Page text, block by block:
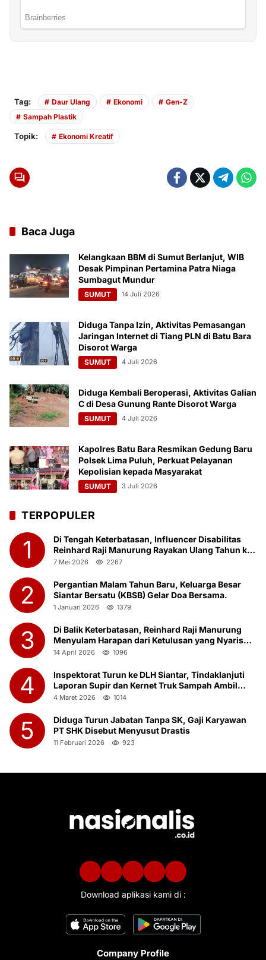
Tag: Daur Ulang Ekonomi
Gen-Z
Sampah Plastik
Topik: Ekonomi Kreatif
Baca Juga
Kelangkaan BBM di Sumut Berlanjut, WIB
Desak Pimpinan Pertamina Patra Niaga
Sumbagut Mundur
SUMUT 14 Juli 2026
Diduga Tanpa Izin, Aktivitas Pemasangan
Jaringan Internet di Tiang PLN di Batu Bara
Disorot Warga
SUMUT 4 Juli 2026
Diduga Kembali Beroperasi, Aktivitas Galian
C di Desa Gunung Rante Disorot Warga
SUMUT 4 Juli 2026
Kapolres Batu Bara Resmikan Gedung Baru
Polsek Lima Puluh, Perkuat Pelayanan
Kepolisian kepada Masyarakat
SUMUT 3 Juli 2026
TERPOPULER
1
Di Tengah Keterbatasan, Influencer Disabilitas
Reinhard Raji Manurung Rayakan Ulang Tahun ke-
23 Bersama Anak Panti Asuhan
7 Mei 2026 2267
2
Pergantian Malam Tahun Baru, Keluarga Besar
Siantar Bersatu (KBSB) Gelar Doa Bersama.
1 Januari 2026 1379
3
Di Balik Keterbatasan, Reinhard Raji Manurung
Menyulam Harapan dari Ketulusan yang Nyaris
Terlupakan
14 April 2026 1096
4
Inspektorat Turun ke DLH Siantar, Tindaklanjuti
Laporan Supir dan Kernet Truk Sampah Ambil
Botot Saat Jam Kerja
4 Maret 2026 1014
5
Diduga Turun Jabatan Tanpa SK, Gaji Karyawan
PT SHK Disebut Menyusut Drastis
11 Februari 2026 923
Download aplikasi kami di :
Company Profile